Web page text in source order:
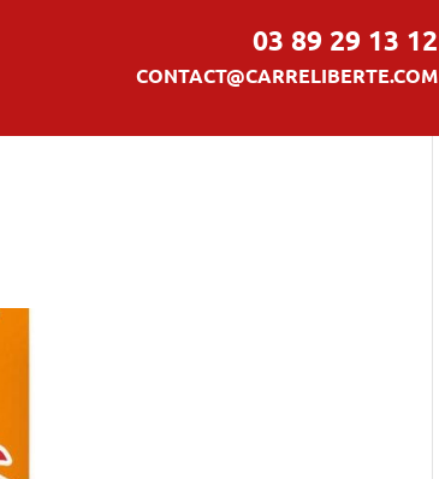
03 89 29 13 12
CONTACT@CARRELIBERTE.COM